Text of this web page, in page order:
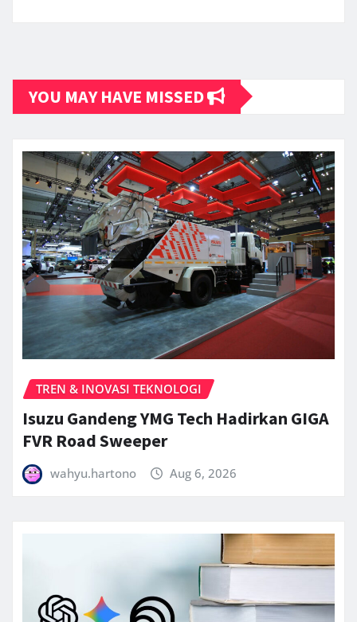
YOU MAY HAVE MISSED
TREN & INOVASI TEKNOLOGI
Isuzu Gandeng YMG Tech Hadirkan GIGA
FVR Road Sweeper
wahyu.hartono Aug 6, 2026